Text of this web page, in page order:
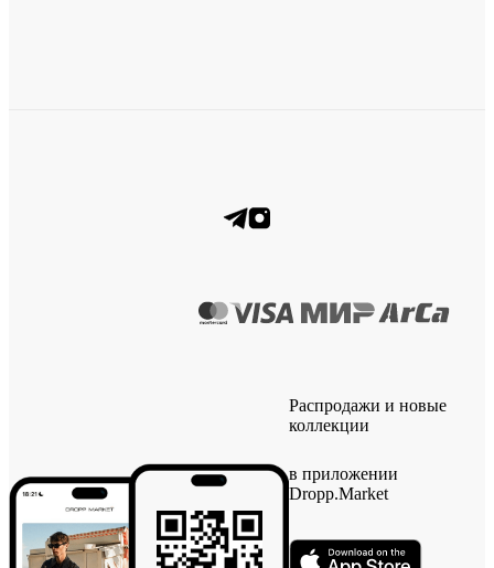
Распродажи и новые
коллекции
в приложении
Dropp.Market